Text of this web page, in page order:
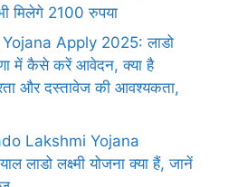
मिलेगे 2100 रुपया
Apply 2025: लाडो
में कैसे करें आवेदन, क्या है
और दस्तावेज की आवश्यकता,
Lakshmi Yojana
लाडो लक्ष्मी योजना क्या हैं, जानें